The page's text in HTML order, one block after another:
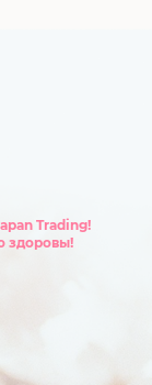
Trading!
здоровы!